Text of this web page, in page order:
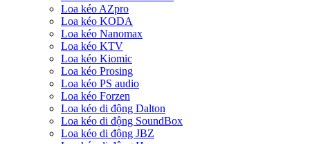
Loa kéo AZpro
Loa kéo KODA
Loa kéo Nanomax
Loa kéo KTV
Loa kéo Kiomic
Loa kéo Prosing
Loa kéo PS audio
Loa kéo Forzen
Loa kéo di động Dalton
Loa kéo di động SoundBox
Loa kéo di động JBZ